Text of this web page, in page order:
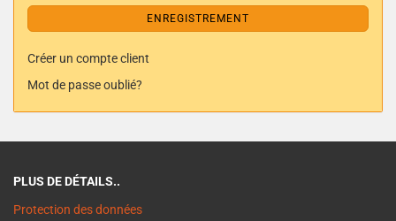
ENREGISTREMENT
Créer un compte client
Mot de passe oublié?
PLUS DE DÉTAILS..
Protection des données